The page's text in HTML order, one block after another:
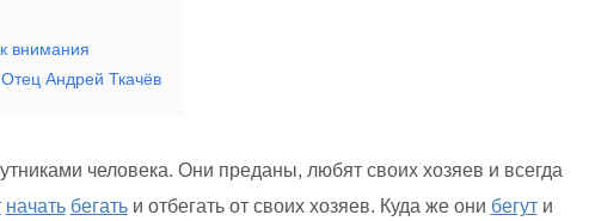
внимания
Андрей Ткачёв
человека. Они преданы, любят своих хозяев и всегда
начать бегатьи отбегать от своих хозяев. Куда же они бегути